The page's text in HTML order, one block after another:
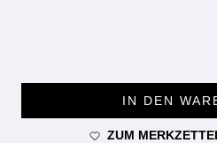
IN DEN
ZUM